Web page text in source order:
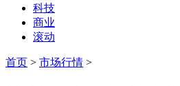
科技
商业
滚动
首页 > 市场行情 >